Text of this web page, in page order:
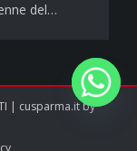
del…
| cusparma.it by